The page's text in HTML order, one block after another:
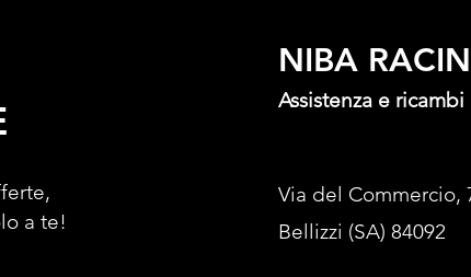
a te!
NIBA
Assistenza e ricambi
Via del Commercio,
Bellizzi (SA) 84092